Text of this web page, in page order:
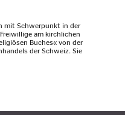
mit Schwerpunkt in der
am kirchlichen
Buches« von der
der Schweiz. Sie